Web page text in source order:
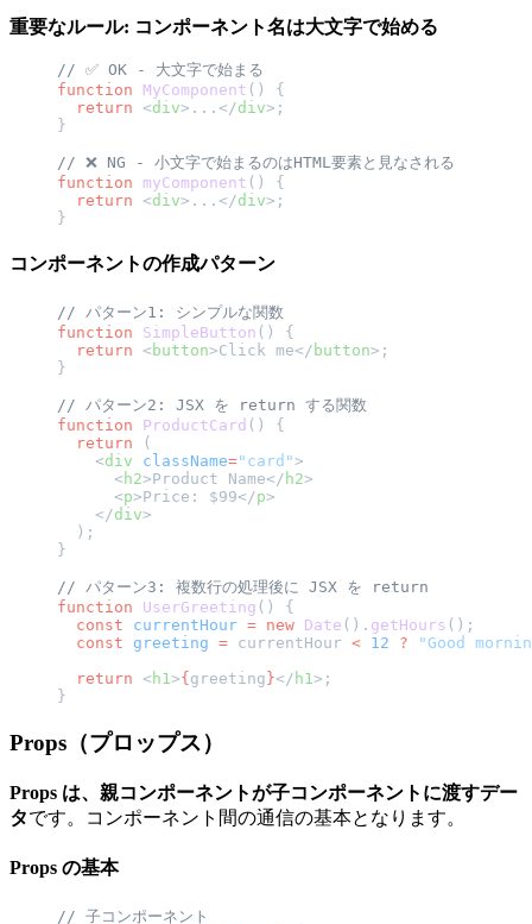
重要なルール: コンポーネント名は大文字で始める
// ✅ OK - 大文字で始まる
function MyComponent () {
  return
<div>...</div>;
}
// ❌ NG - 小文字で始まるのはHTML要素と見なされる
function myComponent () {
  return
<div>...</div>;
}
コンポーネントの作成パターン
// パターン1: シンプルな関数
function SimpleButton () {
  return
< button>Click me</ button>;
}
// パターン2: JSX を return する関数
function ProductCard () {
  return
(
    <
div className="card">
      <
h2>Product Name</ h2>
      <
p>Price: $99</p>
    </
div>
  );
}
// パターン3: 複数行の処理後に JSX を return
function UserGreeting () {
  const
currentHour = new Date (). getHours ();
  const
greeting = currentHour < 12 ? "Good
  return
< h1>{ greeting }</ h1>;
}
Props（プロップス）
Props は、親コンポーネントが子コンポーネントに渡すデー
タです。コンポーネント間の通信の基本となります。
Props の基本
// 子コンポーネント